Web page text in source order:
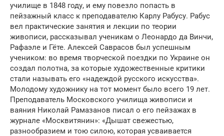
училище в 1848 году, и ему повезло попасть в
пейзажный класс к преподавателю Карлу Рабусу. Рабус
вел практические занятия и лекции по теории
живописи, рассказывал ученикам о Леонардо да Винчи,
Рафаэле и Гёте. Алексей Саврасов был успешным
учеником: во время творческой поездки по Украине он
создал полотна, за которые художественные критики
стали называть его «надеждой русского искусства».
Молодому художнику на тот момент было всего 19 лет.
Преподаватель Московского училища живописи и
ваяния Николай Рамазанов писал о его пейзажах в
журнале «Москвитянин»: «Дышат свежестью,
разнообразием и тою силою, которая усваивается